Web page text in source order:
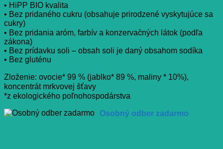
• HiPP BIO kvalita
• Bez pridaného cukru (obsahuje prirodzené vyskytujúce sa
cukry)
• Bez pridania aróm, farbív a konzervačných látok (podľa
zákona)
• Bez prídavku soli – obsah soli je daný obsahom sodíka
• Bez gluténu
Zloženie: ovocie* 99 % (jablko* 89 %, maliny * 10%),
koncentrát mrkvovej šťavy
*z ekologického poľnohospodárstva
Osobný odber zadarmo